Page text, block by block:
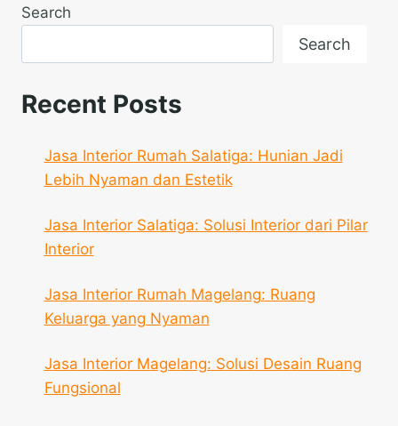
Search
Search
Recent Posts
Jasa Interior Rumah Salatiga: Hunian Jadi
Lebih Nyaman dan Estetik
Jasa Interior Salatiga: Solusi Interior dari Pilar
Interior
Jasa Interior Rumah Magelang: Ruang
Keluarga yang Nyaman
Jasa Interior Magelang: Solusi Desain Ruang
Fungsional